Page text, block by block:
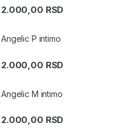
2.000,00 RSD
Angelic P intimo
2.000,00 RSD
Angelic M intimo
2.000,00 RSD